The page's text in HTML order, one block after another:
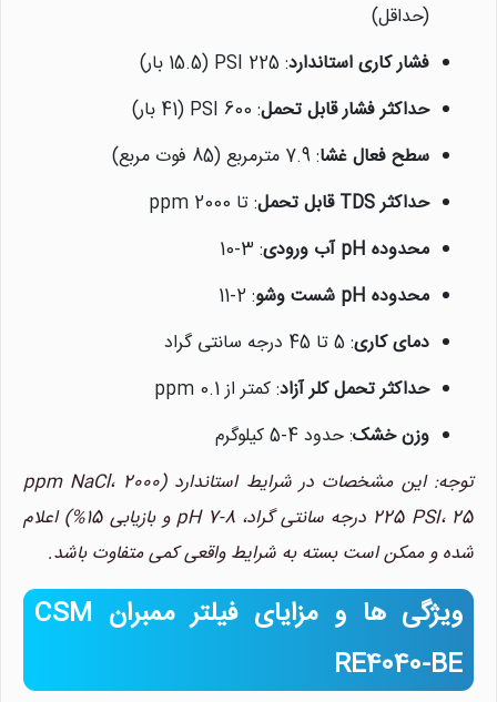
(حداقل)
فشار کاری استاندارد: 225 PSI (15.5 بار)
حداکثر فشار قابل تحمل: 600 PSI (41 بار)
سطح فعال غشا: 7.9 مترمربع (85 فوت مربع)
حداکثر TDS قابل تحمل
: تا 2000 ppm
محدوده pH آب ورودی
: 3-10
محدوده pH شست وشو
: 2-11
دمای کاری: 5 تا 45 درجه سانتی گراد
حداکثر تحمل کلر آزاد: کمتر از 0.1 ppm
وزن خشک: حدود 4-5 کیلوگرم
توجه: این مشخصات در شرایط استاندارد (2000 ppm NaCl،
225 PSI، 25 درجه سانتی گراد، pH 7-8 و بازیابی 15%) اعلام
شده و ممکن است بسته به شرایط واقعی کمی متفاوت باشد.
ویژگی ها و مزایای فیلتر ممبران CSM
RE4040-BE
نیلان واتر
معمولا در لحظه پاسخگوی شما
هستیم.